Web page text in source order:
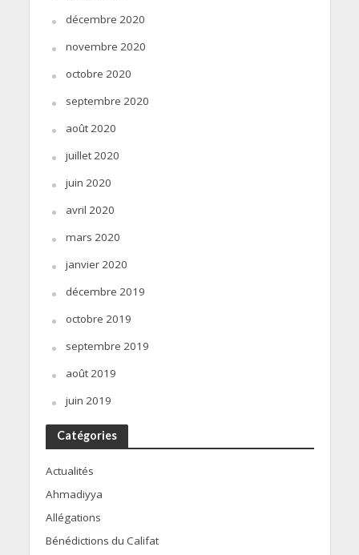
décembre 2020
novembre 2020
octobre 2020
septembre 2020
août 2020
juillet 2020
juin 2020
avril 2020
mars 2020
janvier 2020
décembre 2019
octobre 2019
septembre 2019
août 2019
juin 2019
Catégories
Actualités
Ahmadiyya
Allégations
Bénédictions du Califat